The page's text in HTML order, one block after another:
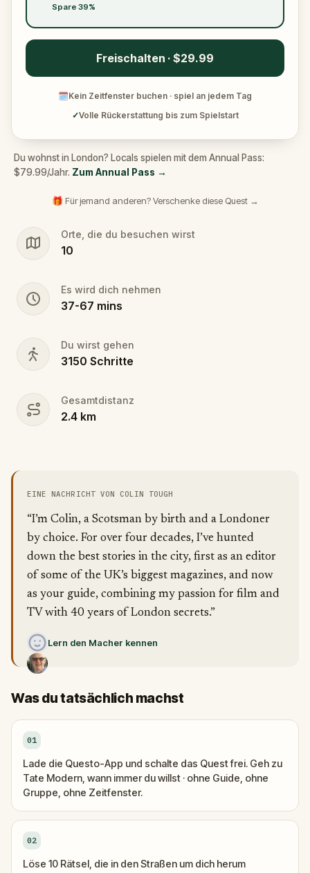
Spare 39%
Freischalten · $29.99
🗓Kein Zeitfenster buchen · spiel an jedem Tag
✓Volle Rückerstattung bis zum Spielstart
Du wohnst in London? Locals spielen mit dem Annual Pass:
$79.99/Jahr. Zum Annual Pass →
🎁 Für jemand anderen? Verschenke diese Quest →
Orte, die du besuchen wirst
10
Es wird dich nehmen
37-67 mins
Du wirst gehen
3150 Schritte
Gesamtdistanz
2.4 km
EINE NACHRICHT VON COLIN TOUGH
“I’m Colin, a Scotsman by birth and a Londoner
by choice. For over four decades, I’ve hunted
down the best stories in the city, first as an editor
of some of the UK’s biggest magazines, and now
as your guide, combining my passion for film and
TV with 40 years of London secrets.”
Lern den Macher kennen
Was du tatsächlich machst
01
Lade die Questo-App und schalte das Quest frei. Geh zu
Tate Modern, wann immer du willst · ohne Guide, ohne
Gruppe, ohne Zeitfenster.
02
Löse 10 Rätsel, die in den Straßen um dich herum